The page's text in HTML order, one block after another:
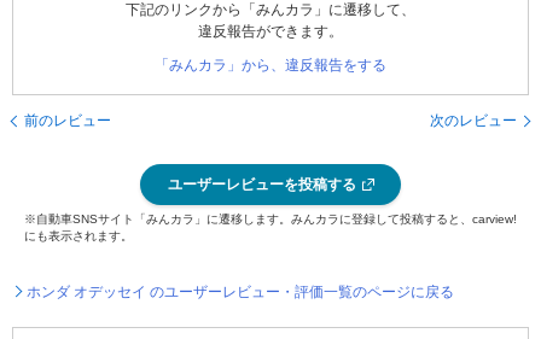
下記のリンクから「みんカラ」に遷移して、
違反報告ができます。
「みんカラ」から、違反報告をする
前のレビュー 次のレビュー
ユーザーレビューを投稿する
※自動車SNSサイト「みんカラ」に遷移します。みんカラに登録して投稿すると、carview!
にも表示されます。
ホンダ オデッセイ のユーザーレビュー・評価一覧のページに戻る